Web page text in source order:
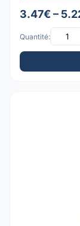
3.47€ –
Quantité: